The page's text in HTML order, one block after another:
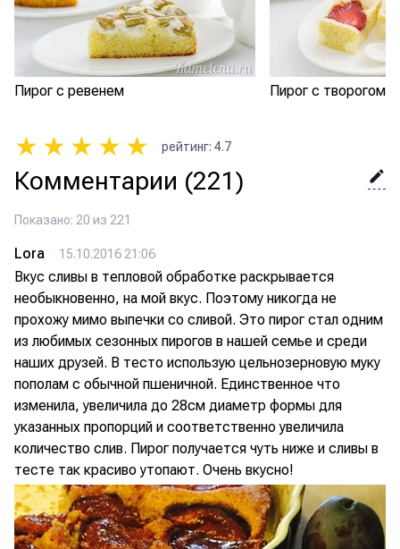
Пирог с ревенем Пирог с творогом и
★ ★ ★ ★ ★ рейтинг: 4.7
Комментарии (221)
Показано: 20 из 221
Lora 15.10.2016 21:06
Вкус сливы в тепловой обработке раскрывается
необыкновенно, на мой вкус. Поэтому никогда не
прохожу мимо выпечки со сливой. Это пирог стал одним
из любимых сезонных пирогов в нашей семье и среди
наших друзей. В тесто использую цельнозерновую муку
пополам с обычной пшеничной. Единственное что
изменила, увеличила до 28см диаметр формы для
указанных пропорций и соответственно увеличила
количество слив. Пирог получается чуть ниже и сливы в
тесте так красиво утопают. Очень вкусно!